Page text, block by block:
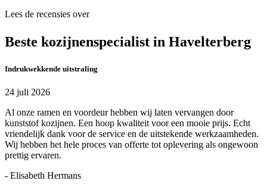
Lees de recensies over
Beste kozijnenspecialist in Havelterberg
Indrukwekkende uitstraling
24 juli 2026
Al onze ramen en voordeur hebben wij laten vervangen door
kunststof kozijnen. Een hoop kwaliteit voor een mooie prijs. Echt
vriendelijk dank voor de service en de uitstekende werkzaamheden.
Wij hebben het hele proces van offerte tot oplevering als ongewoon
prettig ervaren.
- Elisabeth Hermans